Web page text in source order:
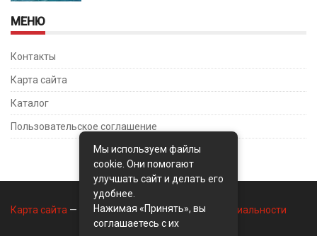
МЕНЮ
Контакты
Карта сайта
Каталог
Пользовательское соглашение
Карта сайта — Контакты— Политика конфиденциальности
Мы используем файлы
cookie. Они помогают
улучшать сайт и делать его
удобнее.
Нажимая «Принять», вы
соглашаетесь с их